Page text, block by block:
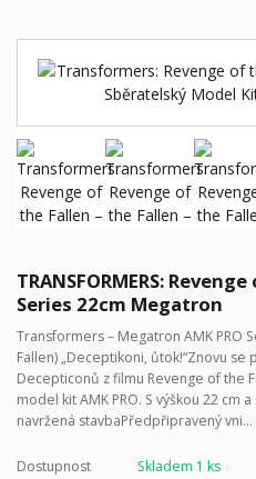
TRANSFORMERS:
Series 22cm Megatron
Transformers – Megatron AMK PRO
Fallen) „Deceptikoni, ůtok!“Znovu
Decepticonů z filmu Revenge of the
model kit AMK PRO. S výškou 22 cm
navržená stavbaPředpřipravený vni...
Dostupnost
Skladem 1 ks